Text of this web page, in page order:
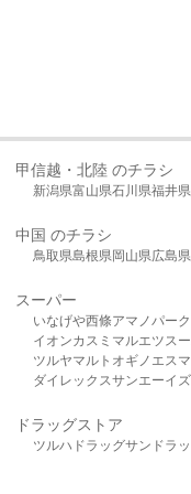
甲信越・北陸 のチラシ
新潟県富山県石川県福井県
中国 のチラシ
鳥取県島根県岡山県広島県
スーパー
いなげや西條アマノパー
イオンカスミ マルエツス
ツルヤマルト オギノ エス
ダイレックスサンエーイ
ドラッグストア
ツルハドラッグサンドラ